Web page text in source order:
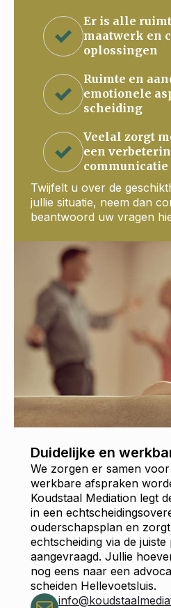
Er is alle
maatwerk en
oplossingen
Ruimte en
emotionele
scheiding
Veelal zorgt
een
Twijfelt u over de
jullie situatie, neem dan
beantwoord uw vragen
Duidelijke en
We zorgen er samen
werkbare afspraken
Koudstaal Mediation legt
in een
ouderschapsplan en
echtscheiding via de
aangevraagd. Jullie
nog eens naar een
scheiden Hellevoetsluis.